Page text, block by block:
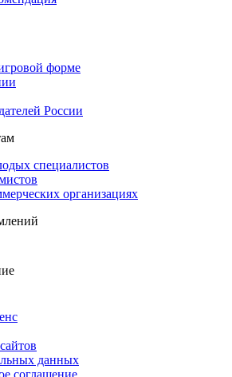
форме
России
специалистов
организациях
данных
соглашение